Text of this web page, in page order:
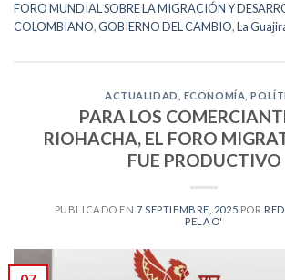
FORO MUNDIAL SOBRE LA MIGRACIÓN Y
COLOMBIANO,GOBIERNO DEL CAMBIO,La
ACTUALIDAD ECONOMÍA ,
PARA LOS
RIOHACHA, EL FORO
FUE PRODUCTIVO
PUBLICADO EN7 SEPTIEMBRE, 2025 POR
PELAO'